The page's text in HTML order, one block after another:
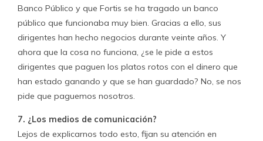
Banco Público y que Fortis se ha tragado un banco
público que funcionaba muy bien. Gracias a ello, sus
dirigentes han hecho negocios durante veinte años. Y
ahora que la cosa no funciona, ¿se le pide a estos
dirigentes que paguen los platos rotos con el dinero que
han estado ganando y que se han guardado? No, se nos
pide que paguemos nosotros.
7. ¿Los medios de comunicación?
Lejos de explicarnos todo esto, fijan su atención en